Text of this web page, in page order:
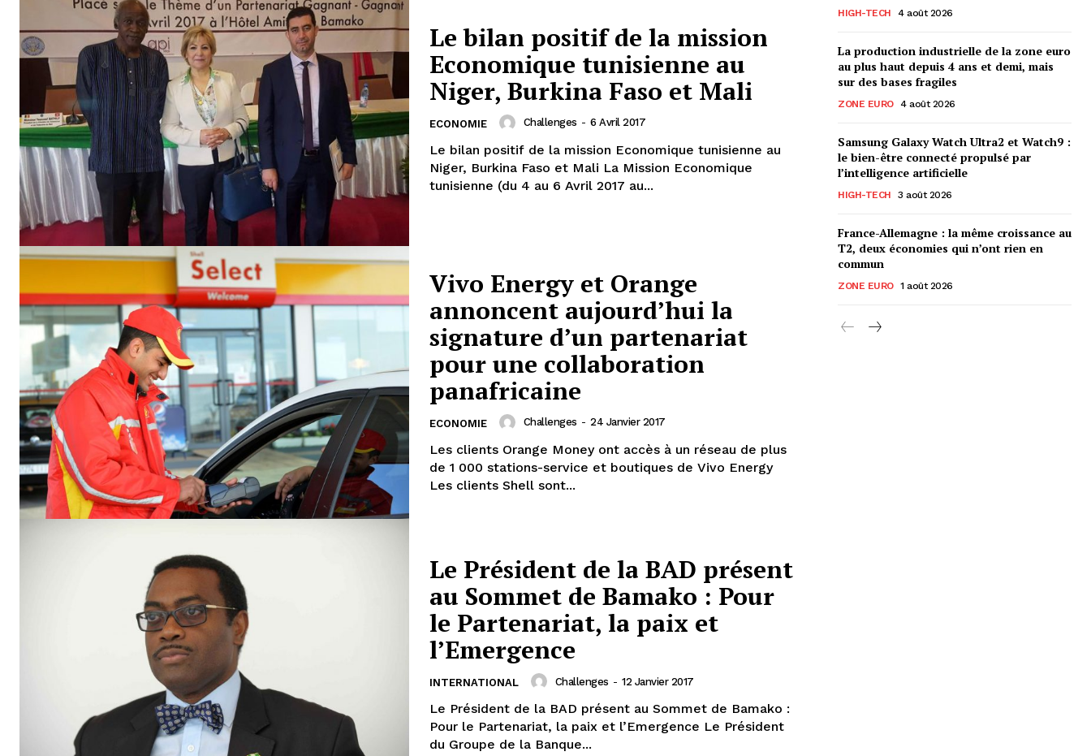
Le bilan positif de la mission
Economique tunisienne au
Niger, Burkina Faso et Mali
ECONOMIE Challenges - 6 Avril 2017
Le bilan positif de la mission Economique tunisienne au
Niger, Burkina Faso et Mali La Mission Economique
tunisienne (du 4 au 6 Avril 2017 au...
Vivo Energy et Orange
annoncent aujourd’hui la
signature d’un partenariat
pour une collaboration
panafricaine
ECONOMIE Challenges - 24 Janvier 2017
Les clients Orange Money ont accès à un réseau de plus
de 1 000 stations-service et boutiques de Vivo Energy
Les clients Shell sont...
Le Président de la BAD présent
au Sommet de Bamako : Pour
le Partenariat, la paix et
l’Emergence
INTERNATIONAL Challenges - 12 Janvier 2017
Le Président de la BAD présent au Sommet de Bamako :
Pour le Partenariat, la paix et l’Emergence Le Président
du Groupe de la Banque...
HIGH-TECH 4 août 2026
La production industrielle de la zone euro
au plus haut depuis 4 ans et demi, mais
sur des bases fragiles
ZONE EURO 4 août 2026
Samsung Galaxy Watch Ultra2 et Watch9 :
le bien-être connecté propulsé par
l’intelligence artificielle
HIGH-TECH 3 août 2026
France-Allemagne : la même croissance au
T2, deux économies qui n’ont rien en
commun
ZONE EURO 1 août 2026